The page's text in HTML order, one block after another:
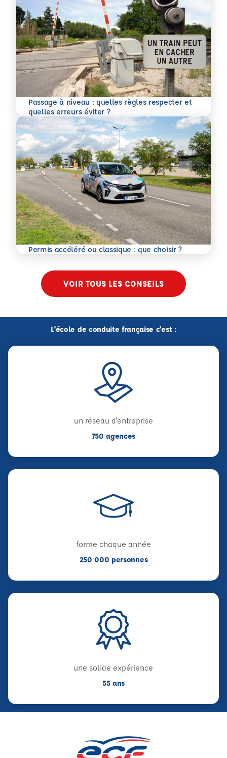
Passage à niveau : quelles règles respecter et
quelles erreurs éviter ?
En savoir plus
Permis accéléré ou classique : que choisir ?
En savoir plus
VOIR TOUS LES CONSEILS
L'école de conduite française c'est :
un réseau d'entreprise
750 agences
forme chaque année
250 000 personnes
une solide expérience
55 ans